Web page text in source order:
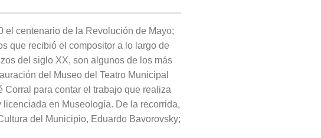
el centenario de la Revolución de Mayo;
que recibió el compositor a lo largo de
del siglo XX, son algunos de los más
del Museo del Teatro Municipal
Corral para contar el trabajo que realiza
en Museología. De la recorrida,
del Municipio, Eduardo Bavorovsky;